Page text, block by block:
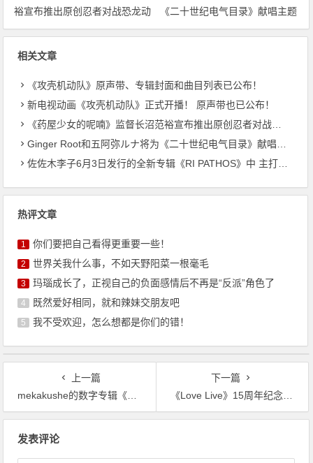
裕宣布推出原创忍者对战恐龙动
画！
《二十世纪电气目录》献唱主题
曲
相关文章
《攻壳机动队》原声带、专辑封面和曲目列表已公布！
新电视动画《攻壳机动队》正式开播！ 原声带也已公布！
《药屋少女的呢喃》监督长沼范裕宣布推出原创忍者对战恐龙动画！
Ginger Root和五阿弥ルナ将为《二十世纪电气目录》献唱主题曲
佐佐木李子6月3日发行的全新专辑《RI PATHOS》中 主打曲《桃李成蹊》的音乐视频已公开
热评文章
1 你们要把自己看得更重要一些！
2 世界关我什么事，不如天野阳菜一根毫毛
3 玛瑙成长了，正视自己的负面感情后不再是“反派”角色了
4 既然爱好相同，就和辣妹交朋友吧
5 我不受欢迎，怎么想都是你们的错！
上一篇
mekakushe的数字专辑《第138亿年的恋爱》确定将于2025年11月7日发行
下一篇
《Love Live》15周年纪念，《赛马娘》加入纪念专辑，四首新曲曝光
发表评论